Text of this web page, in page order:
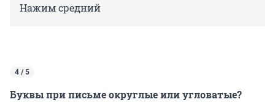
Нажим средний
4 / 5
Буквы при письме округлые или угловатые?